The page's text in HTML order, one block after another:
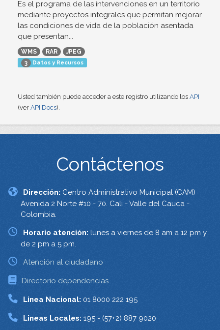
Es el programa de las intervenciones en un territorio
mediante proyectos integrales que permitan mejorar
las condiciones de vida de la población asentada
que presentan...
WMS RAR
JPEG
3 Datos y Recursos
Usted también puede acceder a este registro utilizando los API
(ver API Docs).
Contáctenos
Dirección: Centro Administrativo Municipal (CAM)
Avenida 2 Norte #10 - 70. Cali - Valle del Cauca -
Colombia.
Horario atención: lunes a viernes de 8 am a 12 pm y
de 2 pm a 5 pm.
Atención al ciudadano
Directorio dependencias
Linea Nacional: 01 8000 222 195
Lineas Locales: 195 - (57+2) 887 9020